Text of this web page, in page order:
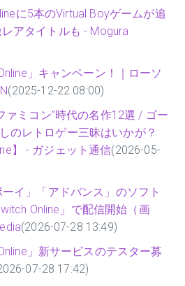
に5本のVirtual Boyゲームが追
アタイトルも - Mogura
」キャンペーン！｜ローソ
(2025-12-22 08:00)
ァミコン”時代の名作12選 / ゴー
のレトロゲー三昧はいかが？
】 - ガジェット通信(2026-05-
イ」「アドバンス」のソフト
Online」で配信開始（画
(2026-07-28 13:49)
」新サービスのテスター募
07-28 17:42)